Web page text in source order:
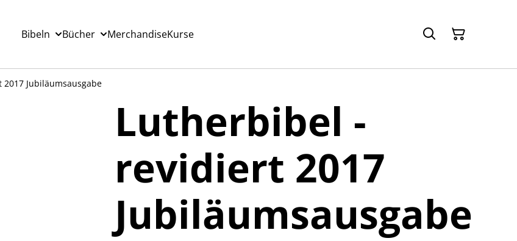
Bibeln Bücher MerchandiseKurse
Jubiläumsausgabe
Lutherbibel -
revidiert 2017
Jubiläumsausgabe